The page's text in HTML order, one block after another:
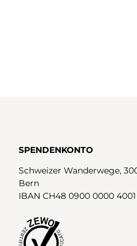
SPENDENKONTO
Schweizer Wanderwege,
Bern
IBAN CH48 0900 0000